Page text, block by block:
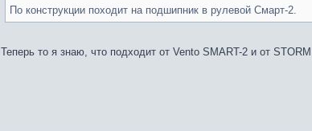
По конструкции походит на подшипник в рулевой Смарт-2.
Теперь то я знаю, что подходит от Vento SMART-2 и от